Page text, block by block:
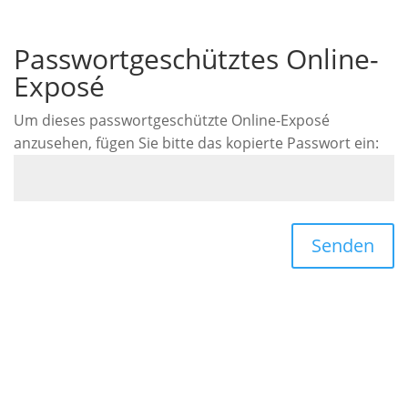
Passwortgeschütztes Online-
Exposé
Um dieses passwortgeschützte Online-Exposé
anzusehen, fügen Sie bitte das kopierte Passwort ein:
Senden